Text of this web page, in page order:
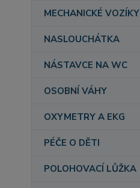
MECHANICKÉ VOZÍKY
NASLOUCHÁTKA
NÁSTAVCE NA WC
OSOBNÍ VÁHY
OXYMETRY A EKG
PÉČE O DĚTI
POLOHOVACÍ LŮŽKA